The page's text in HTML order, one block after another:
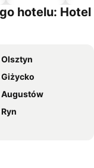
hotelu: Hotel